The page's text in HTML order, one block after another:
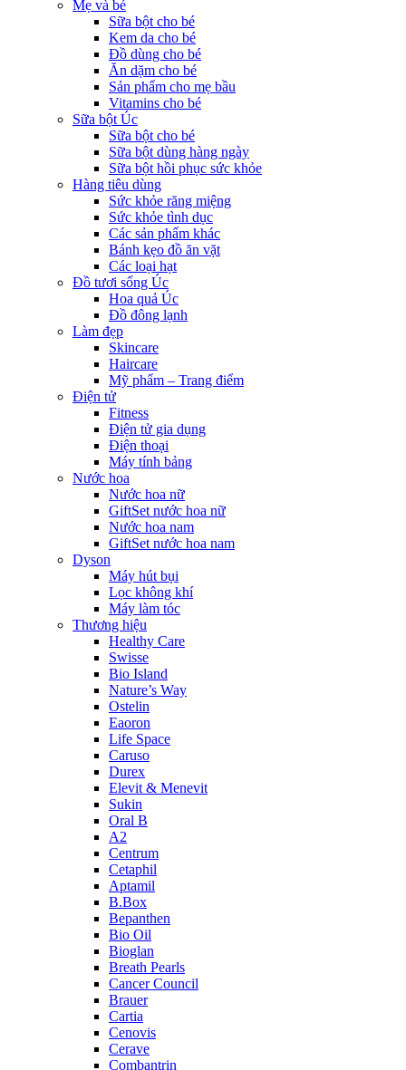
Mẹ và bé
Sữa bột cho bé
Kem da cho bé
Đồ dùng cho bé
Ăn dặm cho bé
Sản phẩm cho mẹ bầu
Vitamins cho bé
Sữa bột Úc
Sữa bột cho bé
Sữa bột dùng hàng ngày
Sữa bột hồi phục sức khỏe
Hàng tiêu dùng
Sức khỏe răng miệng
Sức khỏe tình dục
Các sản phẩm khác
Bánh kẹo đồ ăn vặt
Các loại hạt
Đồ tươi sống Úc
Hoa quả Úc
Đồ đông lạnh
Làm đẹp
Skincare
Haircare
Mỹ phẩm – Trang điểm
Điện tử
Fitness
Điện tử gia dụng
Điện thoại
Máy tính bảng
Nước hoa
Nước hoa nữ
GiftSet nước hoa nữ
Nước hoa nam
GiftSet nước hoa nam
Dyson
Máy hút bụi
Lọc không khí
Máy làm tóc
Thương hiệu
Healthy Care
Swisse
Bio Island
Nature’s Way
Ostelin
Eaoron
Life Space
Caruso
Durex
Elevit & Menevit
Sukin
Oral B
A2
Centrum
Cetaphil
Aptamil
B.Box
Bepanthen
Bio Oil
Bioglan
Breath Pearls
Cancer Council
Brauer
Cartia
Cenovis
Cerave
Combantrin